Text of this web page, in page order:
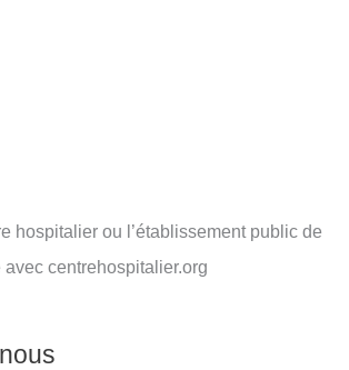
hospitalier ou l’établissement public de
centrehospitalier.org